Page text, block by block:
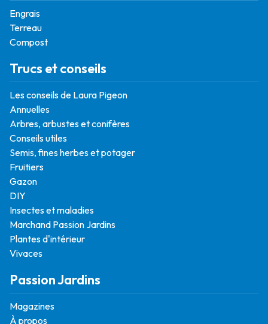
Engrais
Terreau
Compost
Trucs et conseils
Les conseils de Laura Pigeon
Annuelles
Arbres, arbustes et conifères
Conseils utiles
Semis, fines herbes et potager
Fruitiers
Gazon
DIY
Insectes et maladies
Marchand Passion Jardins
Plantes d'intérieur
Vivaces
Passion Jardins
Magazines
À propos